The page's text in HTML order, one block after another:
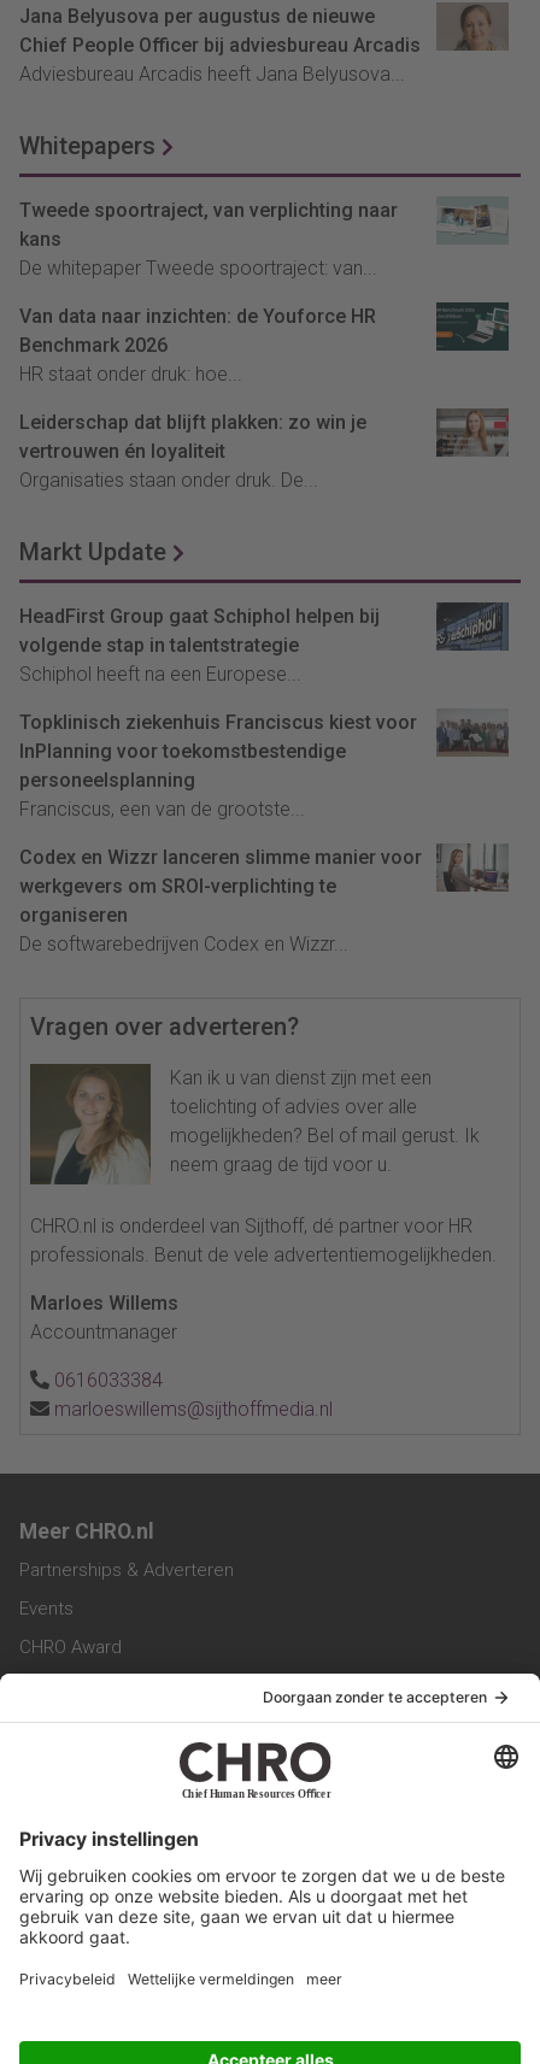
Jana Belyusova per augustus de nieuwe
Chief People Officer bij adviesbureau Arcadis
Adviesbureau Arcadis heeft Jana Belyusova...
Whitepapers
Tweede spoortraject, van verplichting naar
kans
De whitepaper Tweede spoortraject: van...
Van data naar inzichten: de Youforce HR
Benchmark 2026
HR staat onder druk: hoe...
Leiderschap dat blijft plakken: zo win je
vertrouwen én loyaliteit
Organisaties staan onder druk. De...
Markt Update
HeadFirst Group gaat Schiphol helpen bij
volgende stap in talentstrategie
Schiphol heeft na een Europese...
Topklinisch ziekenhuis Franciscus kiest voor
InPlanning voor toekomstbestendige
personeelsplanning
Franciscus, een van de grootste...
Codex en Wizzr lanceren slimme manier voor
werkgevers om SROI-verplichting te
organiseren
De softwarebedrijven Codex en Wizzr...
Vragen over adverteren?
Kan ik u van dienst zijn met een
toelichting of advies over alle
mogelijkheden? Bel of mail gerust. Ik
neem graag de tijd voor u.
CHRO.nl is onderdeel van Sijthoff, dé partner voor HR
professionals. Benut de vele advertentiemogelijkheden.
Marloes Willems
Accountmanager
0616033384
marloeswillems@sijthoffmedia.nl
Meer CHRO.nl
Partnerships & Adverteren
Events
CHRO Award
CHRO Magazine
Service & Contact
Werken bij ons
Privacy Statement
Algemene Voorwaarden